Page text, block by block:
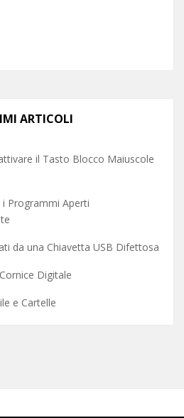
ARTICOLI
il Tasto Blocco Maiuscole
Programmi Aperti
da una Chiavetta USB Difettosa
Digitale
e Cartelle